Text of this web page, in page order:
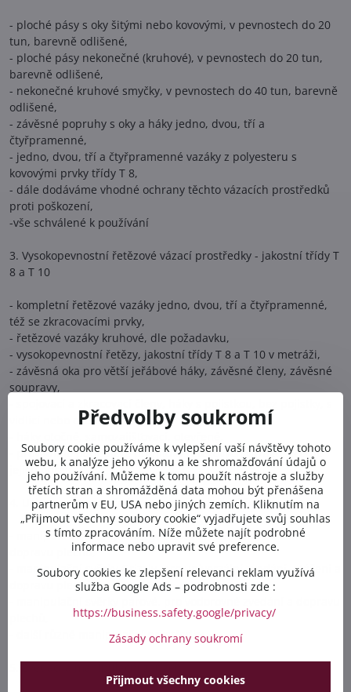
- ploché pásy s oky šitými nebo kovovými, v pevnostech do 20
tun, barevně odlišené,
- ploché pásy nekonečné (kruhové), v pevnostech do 20 tun,
barevně odlišené,
- nekonečné kruhové smyčky, v pevnostech do 40 tun, barevně
odlišené,
- závěsné popruhy s oky a háky jedno, dvou, tří a
čtyřpramenné,
- jedno, dvou, tří a čtyřpramenné vazáky z polyesteru s
kovovými prvky třídy T 8,
- dále dodáváme vhodné ochrany těchto vázacích prostředků
proti poškození,
-vše schválené k používání
3. Vysokopevnostní řetězové vázací prostředky - jakostní třídy T
8 a T 10
- kompletní řetězové vazáky jedno, dvou, tří a čtyřpramenné,
též se zkracovacími prvky,
- řetězové vazáky kruhové, dle požadavku,
- vysokopevnostní řetězy, jakostní třídy T 8 a T 10 v metráži,
- závěsná oka pro větší jeřábové háky, závěsné členy, závěsné
soupravy,
vidlicí nebo okem,
- provádíme periodické prohlídky řetězových vazáků, včetně
jejich oprav
4. Uchopovací prostředky pro manipulaci s břemeny
- manipulační svěrky Grizzly, pro svislé zvedání, otáčení a
dopravu plechů,
- manipulační svěrky Grizzly, pro univerzální zvedání, otáčení a
dopravu plechů,
- další různé manipulační prostředky
Předvolby soukromí
Soubory cookie používáme k vylepšení vaší návštěvy tohoto
webu, k analýze jeho výkonu a ke shromažďování údajů o
jeho používání. Můžeme k tomu použít nástroje a služby
třetích stran a shromážděná data mohou být přenášena
partnerům v EU, USA nebo jiných zemích. Kliknutím na
„Přijmout všechny soubory cookie“ vyjadřujete svůj souhlas
s tímto zpracováním. Níže můžete najít podrobné
informace nebo upravit své preference.
Soubory cookies ke zlepšení relevanci reklam využívá
služba Google Ads – podrobnosti zde :
https://business.safety.google/privacy/
Zásady ochrany soukromí
Přijmout všechny cookies